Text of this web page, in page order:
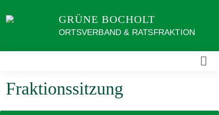
zum
GRÜNE BOCHOLT
ORTSVERBAND & RATSFRAKTION
Fraktionssitzung